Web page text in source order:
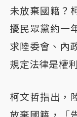
未放棄國籍？
擾民眾黨約一
求陸委會、內
規定法律是權
柯文哲指出，